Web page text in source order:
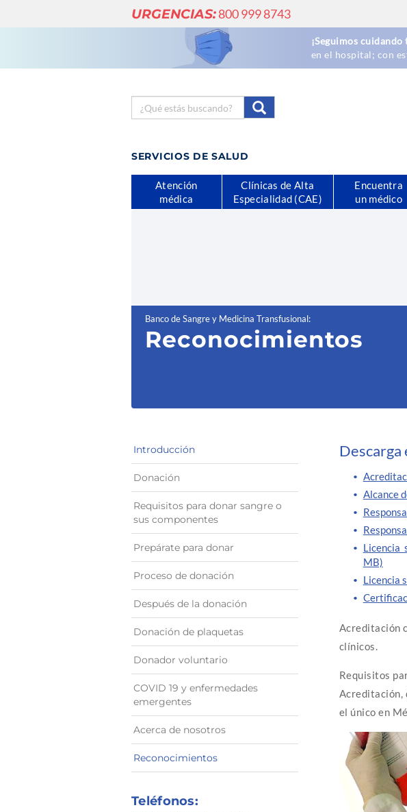
URGENCIAS:800 999 8743
¡Seguimos cuidando
en el hospital; con
SERVICIOS DE SALUD
Atención
médica
Clínicas de Alta
Especialidad (CAE)
Encuentra
un médico
Banco de Sangre y Medicina Transfusional:
Reconocimientos
Descarga
Alcance
Licencia
MB)
Licencia
Acreditación
clínicos.
Requisitos
Acreditación,
el único en
Introducción
Donación
Requisitos para donar sangre o
sus componentes
Prepárate para donar
Proceso de donación
Después de la donación
Donación de plaquetas
Donador voluntario
COVID 19 y enfermedades
emergentes
Acerca de nosotros
Reconocimientos
Teléfonos: